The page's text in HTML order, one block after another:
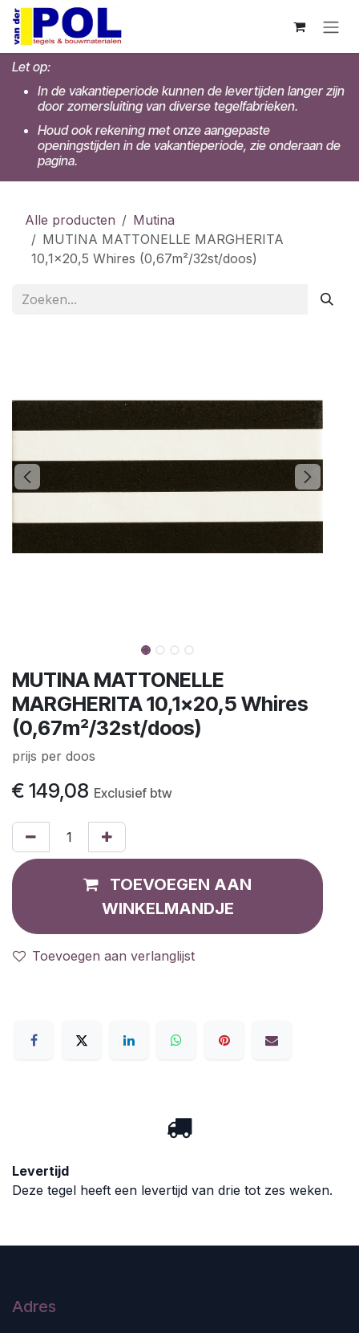
Overslaan naar inhoud
Let op:
In de vakantieperiode kunnen de levertijden langer zijn
door zomersluiting van diverse tegelfabrieken.
Houd ook rekening met onze aangepaste
openingstijden in de vakantieperiode, zie onderaan de
pagina.
Alle producten
Mutina
MUTINA MATTONELLE MARGHERITA
10,1x20,5 Whires (0,67m²/32st/doos)
MUTINA MATTONELLE
MARGHERITA 10,1x20,5 Whires
(0,67m²/32st/doos)
prijs per doos
€ 149,08 Exclusief btw
TOEVOEGEN AAN
WINKELMANDJE
Toevoegen aan verlanglijst
Levertijd
Deze tegel heeft een levertijd van drie tot zes weken.
Adres